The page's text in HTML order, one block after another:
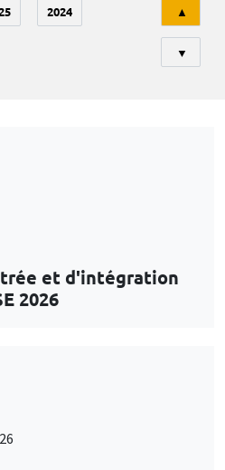
2024 ▲
▼
et d'intégration
2026